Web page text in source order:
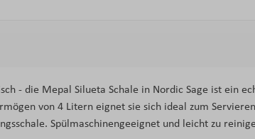
- die Mepal Silueta Schale in Nordic Sage ist ein
von 4 Litern eignet sie sich ideal zum
Spülmaschinengeeignet und leicht zu